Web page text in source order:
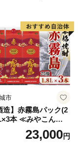
市
造】赤霧島パック(2
本 ≪みやこんじょ
07-K03P-1800-3
23,000円